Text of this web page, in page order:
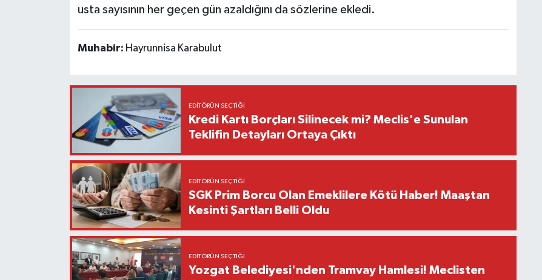
usta sayısının her geçen gün azaldığını da sözlerine ekledi.
Muhabir: Hayrunnisa Karabulut
EDITÖRÜN SEÇTIĞI
Kredi Kartı Borçları Silinecek mi? Meclis'e Sunulan
Teklifin Detayları Ortaya Çıktı
EDITÖRÜN SEÇTIĞI
SGK Prim Borcu Olan Emeklilere Kötü Haber! Maaştan
Kesinti Şartları Belli Oldu
EDITÖRÜN SEÇTIĞI
Yozgat Belediyesi'nden Tramvay Hamlesi! Meclisten